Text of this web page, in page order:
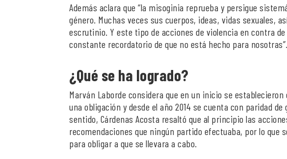
Además aclara que “la misoginia reprueba y persigue
género. Muchas veces sus cuerpos, ideas, vidas sexuales,
escrutinio. Y este tipo de acciones de violencia en contra
constante recordatorio de que no está hecho para nosotras”.
¿Qué se ha logrado?
Marván Laborde considera que en un inicio se
una obligación y desde el año 2014 se cuenta con paridad
sentido, Cárdenas Acosta resaltó que al principio las
recomendaciones que ningún partido efectuaba, por lo que
para obligar a que se llevara a cabo.